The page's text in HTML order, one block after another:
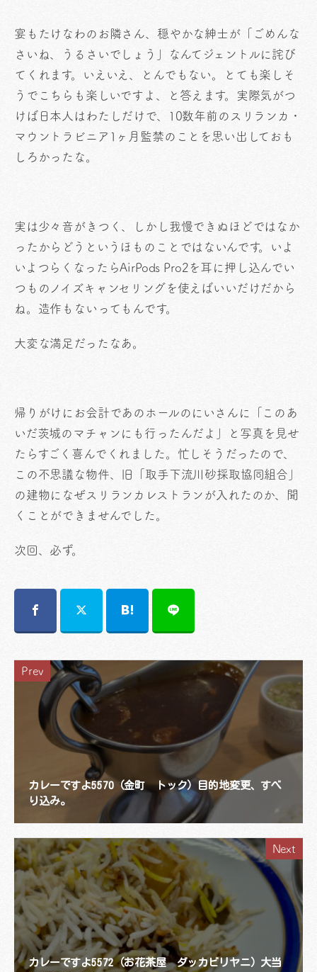
宴もたけなわのお隣さん、穏やかな紳士が「ごめんな
さいね、うるさいでしょう」なんてジェントルに詫び
てくれます。いえいえ、とんでもない。とても楽しそ
うでこちらも楽しいですよ、と答えます。実際気がつ
けば日本人はわたしだけで、10数年前のスリランカ・
マウントラビニア1ヶ月監禁のことを思い出しておも
しろかったな。
実は少々音がきつく、しかし我慢できぬほどではなか
ったからどうというほものことではないんです。いよ
いよつらくなったらAirPods Pro2を耳に押し込んでい
つものノイズキャンセリングを使えばいいだけだから
ね。造作もないってもんです。
大変な満足だったなあ。
帰りがけにお会計であのホールのにいさんに「このあ
いだ茨城のマチャンにも行ったんだよ」と写真を見せ
たらすごく喜んでくれました。忙しそうだったので、
この不思議な物件、旧「取手下流川砂採取協同組合」
の建物になぜスリランカレストランが入れたのか、聞
くことができませんでした。
次回、必ず。
Prev
カレーですよ5570（金町 トック）目的地変更、すべ
り込み。
Next
カレーですよ5572（お花茶屋 ダッカビリヤニ）大当